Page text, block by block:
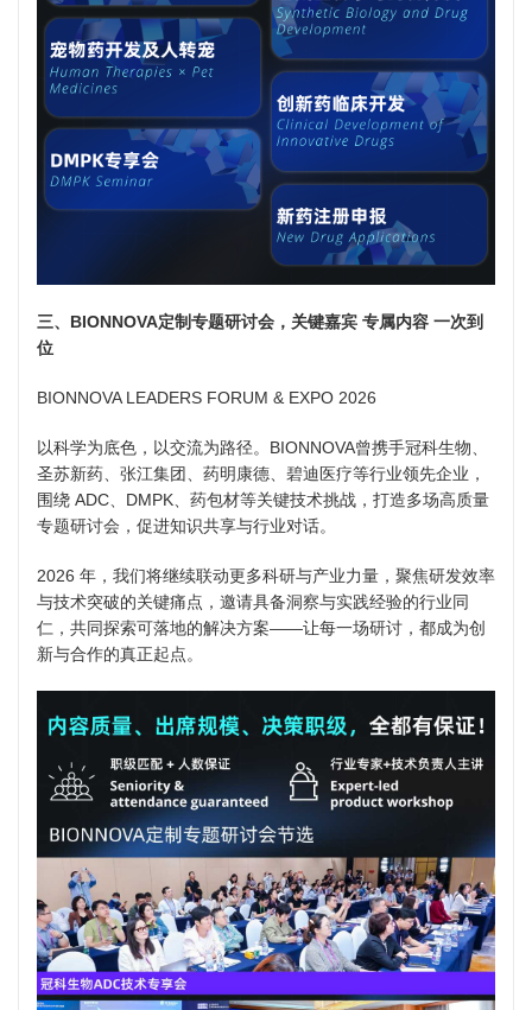
三、BIONNOVA定制专题研讨会，关键嘉宾 专属内容 一次到
位
BIONNOVA LEADERS FORUM & EXPO 2026
以科学为底色，以交流为路径。BIONNOVA曾携手冠科生物、
圣苏新药、张江集团、药明康德、碧迪医疗等行业领先企业，
围绕 ADC、DMPK、药包材等关键技术挑战，打造多场高质量
专题研讨会，促进知识共享与行业对话。
2026 年，我们将继续联动更多科研与产业力量，聚焦研发效率
与技术突破的关键痛点，邀请具备洞察与实践经验的行业同
仁，共同探索可落地的解决方案——让每一场研讨，都成为创
新与合作的真正起点。